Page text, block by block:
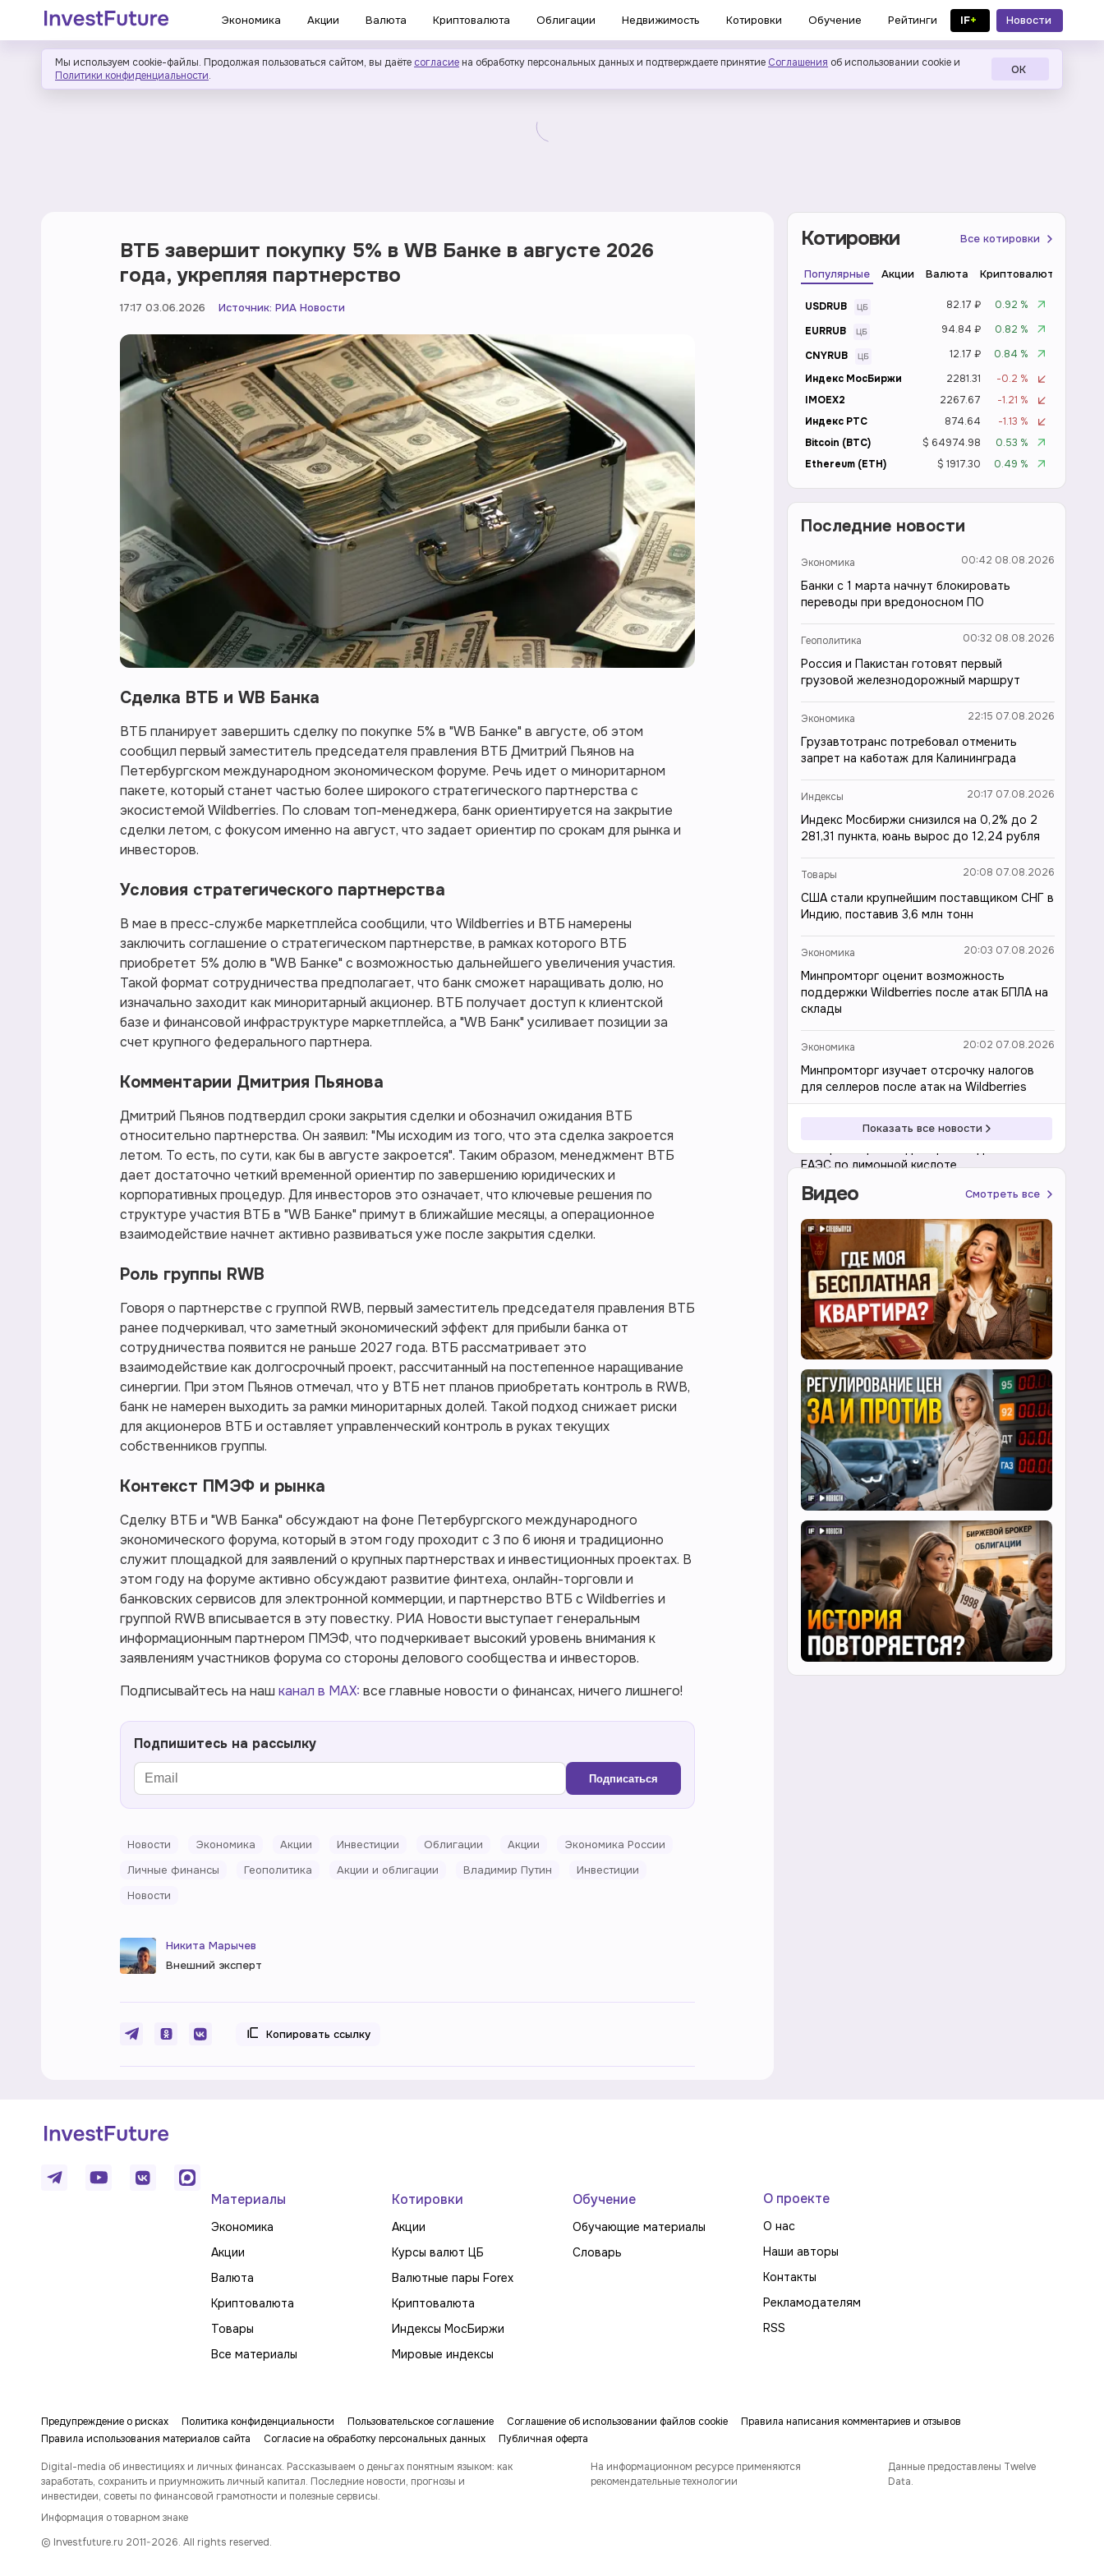
Экономика Акции Валюта Криптовалюта Облигации Недвижимость Котировки Обучение Рейтинги IF+
Новости
в MAX
Мы используем cookie-файлы. Продолжая пользоваться сайтом, вы даёте согласие на обработку персональных данных и подтверждаете принятие Соглашения об использовании cookie и
Политики конфиденциальности. ОК
ВТБ завершит покупку 5% в WB Банке в августе 2026
года, укрепляя партнерство
17:17 03.06.2026 Источник: РИА Новости
Сделка ВТБ и WB Банка
ВТБ планирует завершить сделку по покупке 5% в "WB Банке" в августе, об этом
сообщил первый заместитель председателя правления ВТБ Дмитрий Пьянов на
Петербургском международном экономическом форуме. Речь идет о миноритарном
пакете, который станет частью более широкого стратегического партнерства с
экосистемой Wildberries. По словам топ-менеджера, банк ориентируется на закрытие
сделки летом, с фокусом именно на август, что задает ориентир по срокам для рынка и
инвесторов.
Условия стратегического партнерства
В мае в пресс-службе маркетплейса сообщили, что Wildberries и ВТБ намерены
заключить соглашение о стратегическом партнерстве, в рамках которого ВТБ
приобретет 5% долю в "WB Банке" с возможностью дальнейшего увеличения участия.
Такой формат сотрудничества предполагает, что банк сможет наращивать долю, но
изначально заходит как миноритарный акционер. ВТБ получает доступ к клиентской
базе и финансовой инфраструктуре маркетплейса, а "WB Банк" усиливает позиции за
счет крупного федерального партнера.
Комментарии Дмитрия Пьянова
Дмитрий Пьянов подтвердил сроки закрытия сделки и обозначил ожидания ВТБ
относительно партнерства. Он заявил: "Мы исходим из того, что эта сделка закроется
летом. То есть, по сути, как бы в августе закроется". Таким образом, менеджмент ВТБ
дает достаточно четкий временной ориентир по завершению юридических и
корпоративных процедур. Для инвесторов это означает, что ключевые решения по
структуре участия ВТБ в "WB Банке" примут в ближайшие месяцы, а операционное
взаимодействие начнет активно развиваться уже после закрытия сделки.
Роль группы RWB
Говоря о партнерстве с группой RWB, первый заместитель председателя правления ВТБ
ранее подчеркивал, что заметный экономический эффект для прибыли банка от
сотрудничества появится не раньше 2027 года. ВТБ рассматривает это
взаимодействие как долгосрочный проект, рассчитанный на постепенное наращивание
синергии. При этом Пьянов отмечал, что у ВТБ нет планов приобретать контроль в RWB,
банк не намерен выходить за рамки миноритарных долей. Такой подход снижает риски
для акционеров ВТБ и оставляет управленческий контроль в руках текущих
собственников группы.
Контекст ПМЭФ и рынка
Сделку ВТБ и "WB Банка" обсуждают на фоне Петербургского международного
экономического форума, который в этом году проходит с 3 по 6 июня и традиционно
служит площадкой для заявлений о крупных партнерствах и инвестиционных проектах. В
этом году на форуме активно обсуждают развитие финтеха, онлайн-торговли и
банковских сервисов для электронной коммерции, и партнерство ВТБ с Wildberries и
группой RWB вписывается в эту повестку. РИА Новости выступает генеральным
информационным партнером ПМЭФ, что подчеркивает высокий уровень внимания к
заявлениям участников форума со стороны делового сообщества и инвесторов.
Подписывайтесь на наш канал в MAX: все главные новости о финансах, ничего лишнего!
Подпишитесь на рассылку
Подписаться
Новости Экономика Акции Инвестиции Облигации Акции
Экономика России
Личные финансы
Геополитика Акции и облигации Владимир Путин
Инвестиции
Новости
Никита Марычев
Внешний эксперт
Копировать ссылку
Котировки Все котировки
Популярные Акции Валюта Криптовалюта
USDRUB 82.17 ₽
0.92 %
EURRUB
94.84 ₽
0.82 %
CNYRUB
12.17 ₽
0.84 %
Индекс МосБиржи
2281.31
-0.2 %
IMOEX2
2267.67
-1.21 %
Индекс РТС
874.64
-1.13 %
Bitcoin (BTC)
$ 64974.98
0.53 %
Ethereum (ETH)
$ 1917.30 0.49 %
Последние новости
Экономика 00:42 08.08.2026
Банки с 1 марта начнут блокировать
переводы при вредоносном ПО
Геополитика 00:32 08.08.2026
Россия и Пакистан готовят первый
грузовой железнодорожный маршрут
Экономика 22:15 07.08.2026
Грузавтотранс потребовал отменить
запрет на каботаж для Калининграда
Индексы 20:17 07.08.2026
Индекс Мосбиржи снизился на 0,2% до 2
281,31 пункта, юань вырос до 12,24 рубля
Товары 20:08 07.08.2026
США стали крупнейшим поставщиком СНГ в
Индию, поставив 3,6 млн тонн
Экономика 20:03 07.08.2026
Минпромторг оценит возможность
поддержки Wildberries после атак БПЛА на
склады
Экономика 20:02 07.08.2026
Минпромторг изучает отсрочку налогов
для селлеров после атак на Wildberries
20:01 07.08.2026
ЕАЭС по лимонной кислоте
Показать все новости
Видео Смотреть все
Материалы
Экономика
Акции
Валюта
Криптовалюта
Товары
Все материалы
Котировки
Акции
Курсы валют ЦБ
Валютные пары Forex
Криптовалюта
Индексы МосБиржи
Мировые индексы
Обучение
Обучающие материалы
Словарь
О проекте
О нас
Наши авторы
Контакты
Рекламодателям
RSS
Предупреждение о рисках Политика конфиденциальности Пользовательское соглашение Соглашение об использовании файлов cookie
Правила написания комментариев и отзывов
Правила использования материалов сайта
Согласие на обработку персональных данных Публичная оферта
Digital-media об инвестициях и личных финансах. Рассказываем о деньгах понятным языком: как
заработать, сохранить и приумножить личный капитал. Последние новости, прогнозы и
инвестидеи, советы по финансовой грамотности и полезные сервисы.
На информационном ресурсе применяются
рекомендательные технологии
Данные предоставлены Twelve
Data.
Информация о товарном знаке
© Investfuture.ru 2011-2026. All rights reserved.